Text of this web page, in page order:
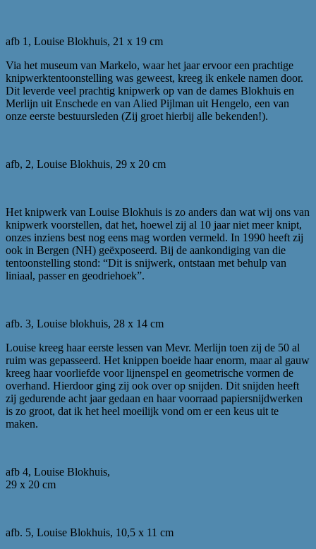
afb 1, Louise Blokhuis, 21 x 19 cm
Via het museum van Markelo, waar het jaar ervoor een prachtige
knipwerktentoonstelling was geweest, kreeg ik enkele namen door.
Dit leverde veel prachtig knipwerk op van de dames Blokhuis en
Merlijn uit Enschede en van Alied Pijlman uit Hengelo, een van
onze eerste bestuursleden (Zij groet hierbij alle bekenden!).
afb, 2, Louise Blokhuis, 29 x 20 cm
Het knipwerk van Louise Blokhuis is zo anders dan wat wij ons van
knipwerk voorstellen, dat het, hoewel zij al 10 jaar niet meer knipt,
onzes inziens best nog eens mag worden vermeld. In 1990 heeft zij
ook in Bergen (NH) geëxposeerd. Bij de aankondiging van die
tentoonstelling stond: “Dit is snijwerk, ontstaan met behulp van
liniaal, passer en geodriehoek”.
afb. 3, Louise blokhuis, 28 x 14 cm
Louise kreeg haar eerste lessen van Mevr. Merlijn toen zij de 50 al
ruim was gepasseerd. Het knippen boeide haar enorm, maar al gauw
kreeg haar voorliefde voor lijnenspel en geometrische vormen de
overhand. Hierdoor ging zij ook over op snijden. Dit snijden heeft
zij gedurende acht jaar gedaan en haar voorraad papiersnijdwerken
is zo groot, dat ik het heel moeilijk vond om er een keus uit te
maken.
afb 4, Louise Blokhuis,
29 x 20 cm
afb. 5, Louise Blokhuis, 10,5 x 11 cm